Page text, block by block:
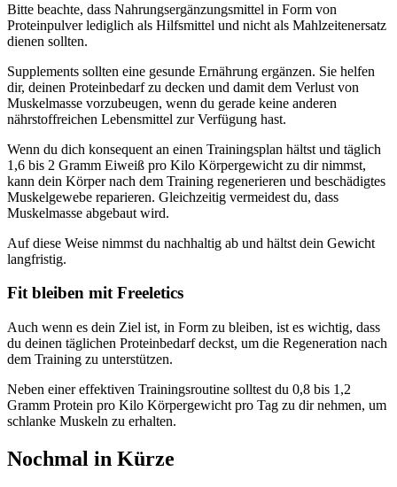
Bitte beachte, dass Nahrungsergänzungsmittel in Form von
Proteinpulver lediglich als Hilfsmittel und nicht als Mahlzeitenersatz
dienen sollten.
Supplements sollten eine gesunde Ernährung ergänzen. Sie helfen
dir, deinen Proteinbedarf zu decken und damit dem Verlust von
Muskelmasse vorzubeugen, wenn du gerade keine anderen
nährstoffreichen Lebensmittel zur Verfügung hast.
Wenn du dich konsequent an einen Trainingsplan hältst und täglich
1,6 bis 2 Gramm Eiweiß pro Kilo Körpergewicht zu dir nimmst,
kann dein Körper nach dem Training regenerieren und beschädigtes
Muskelgewebe reparieren. Gleichzeitig vermeidest du, dass
Muskelmasse abgebaut wird.
Auf diese Weise nimmst du nachhaltig ab und hältst dein Gewicht
langfristig.
Fit bleiben mit Freeletics
Auch wenn es dein Ziel ist, in Form zu bleiben, ist es wichtig, dass
du deinen täglichen Proteinbedarf deckst, um die Regeneration nach
dem Training zu unterstützen.
Neben einer effektiven Trainingsroutine solltest du 0,8 bis 1,2
Gramm Protein pro Kilo Körpergewicht pro Tag zu dir nehmen, um
schlanke Muskeln zu erhalten.
Nochmal in Kürze